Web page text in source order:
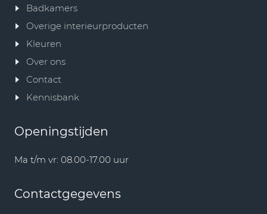
Badkamers
Overige interieurproducten
Kleuren
Over ons
Contact
Kennisbank
Openingstijden
Ma t/m vr: 08.00-17.00 uur
Contactgegevens